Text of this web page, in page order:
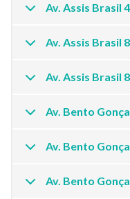
Av. Assis Brasil
Av. Assis Brasil
Av. Assis Brasil
Av. Bento
Av. Bento
Av. Bento